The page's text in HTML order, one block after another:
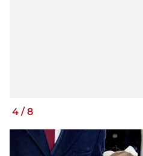
4 / 8